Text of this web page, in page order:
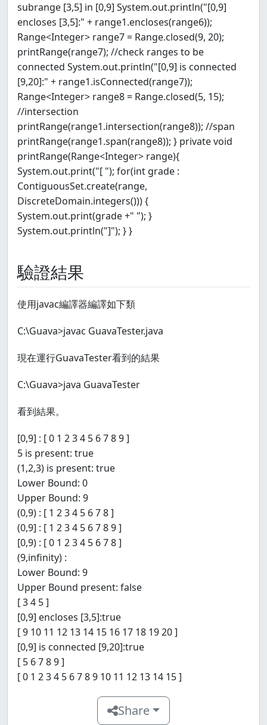
subrange [3,5] in [0,9] System.out.println("[0,9]
encloses [3,5]:" + range1.encloses(range6));
Range<Integer> range7 = Range.closed(9, 20);
printRange(range7); //check ranges to be
connected System.out.println("[0,9] is connected
[9,20]:" + range1.isConnected(range7));
Range<Integer> range8 = Range.closed(5, 15);
//intersection
printRange(range1.intersection(range8)); //span
printRange(range1.span(range8)); } private void
printRange(Range<Integer> range){
System.out.print("[ "); for(int grade :
ContiguousSet.create(range,
DiscreteDomain.integers())) {
System.out.print(grade +" "); }
System.out.println("]"); } }
驗證結果
使用javac編譯器編譯如下類
C:\Guava>javac GuavaTester.java
現在運行GuavaTester看到的結果
C:\Guava>java GuavaTester
看到結果。
[0,9] : [ 0 1 2 3 4 5 6 7 8 9 ]
5 is present: true
(1,2,3) is present: true
Lower Bound: 0
Upper Bound: 9
(0,9) : [ 1 2 3 4 5 6 7 8 ]
(0,9] : [ 1 2 3 4 5 6 7 8 9 ]
[0,9) : [ 0 1 2 3 4 5 6 7 8 ]
(9,infinity) :
Lower Bound: 9
Upper Bound present: false
[ 3 4 5 ]
[0,9] encloses [3,5]:true
[ 9 10 11 12 13 14 15 16 17 18 19 20 ]
[0,9] is connected [9,20]:true
[ 5 6 7 8 9 ]
[ 0 1 2 3 4 5 6 7 8 9 10 11 12 13 14 15 ]
Share